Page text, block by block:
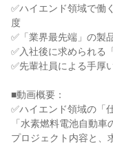
✅ハイエンド領域で働
度
✅「業界最先端」の製
✅入社後に求められる
✅先輩社員による手厚
■動画概要：
✅ハイエンド領域の「
「水素燃料電池自動
プロジェクト内容と、